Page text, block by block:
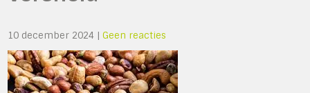
10 december 2024 |Geen reacties